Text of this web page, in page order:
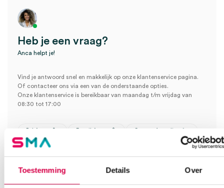
Toestemming Details Over
Heb je een vraag?
Anca helpt je!
Vind je antwoord snel en makkelijk op onze klantenservice pagina.
Of contacteer ons via een van de onderstaande opties.
Onze klantenservice is bereikbaar van maandag t/m vrijdag van
08:30 tot 17:00